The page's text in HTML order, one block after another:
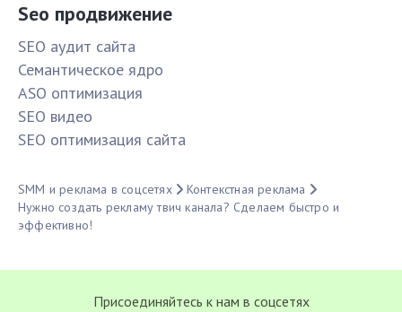
Seo продвижение
SЕО аудит сайта
Семантическое ядро
ASO оптимизация
SЕО видео
SЕО оптимизация сайта
SMM и реклама в соцсетях
Контекстная реклама
Нужно создать рекламу твич канала? Сделаем быстро и
эффективно!
Присоединяйтесь к нам в соцсетях